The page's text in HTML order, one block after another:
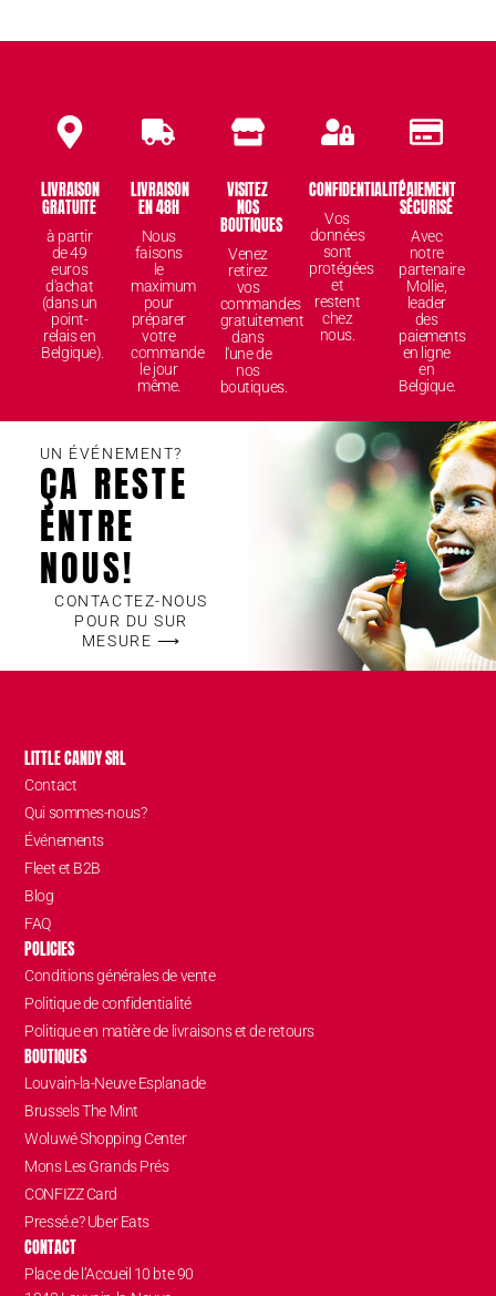
LIVRAISON
GRATUITE
à partir
de 49
euros
d'achat
(dans un
point-
relais en
Belgique).
LIVRAISON
EN 48H
Nous
faisons
le
maximum
pour
préparer
votre
commande
le jour
même.
VISITEZ
NOS
BOUTIQUES
Venez
retirez
vos
commandes
gratuitement
dans
l'une de
nos
boutiques.
CONFIDENTIALITÉ
Vos
données
sont
protégées
et
restent
chez
nous.
PAIEMENT
SÉCURISÉ
Avec
notre
partenaire
Mollie,
leader
des
paiements
en ligne
en
Belgique.
UN ÉVÉNEMENT?
ÇA RESTE
ENTRE
NOUS!
CONTACTEZ-NOUS
POUR DU SUR
MESURE ⟶
LITTLE CANDY SRL
Contact
Qui sommes-nous?
Événements
Fleet et B2B
Blog
FAQ
POLICIES
Conditions générales de vente
Politique de confidentialité
Politique en matière de livraisons et de retours
BOUTIQUES
Louvain-la-Neuve Esplanade
Brussels The Mint
Woluwé Shopping Center
Mons Les Grands Prés
CONFIZZ Card
Pressé.e? Uber Eats
CONTACT
Place de l’Accueil 10 bte 90